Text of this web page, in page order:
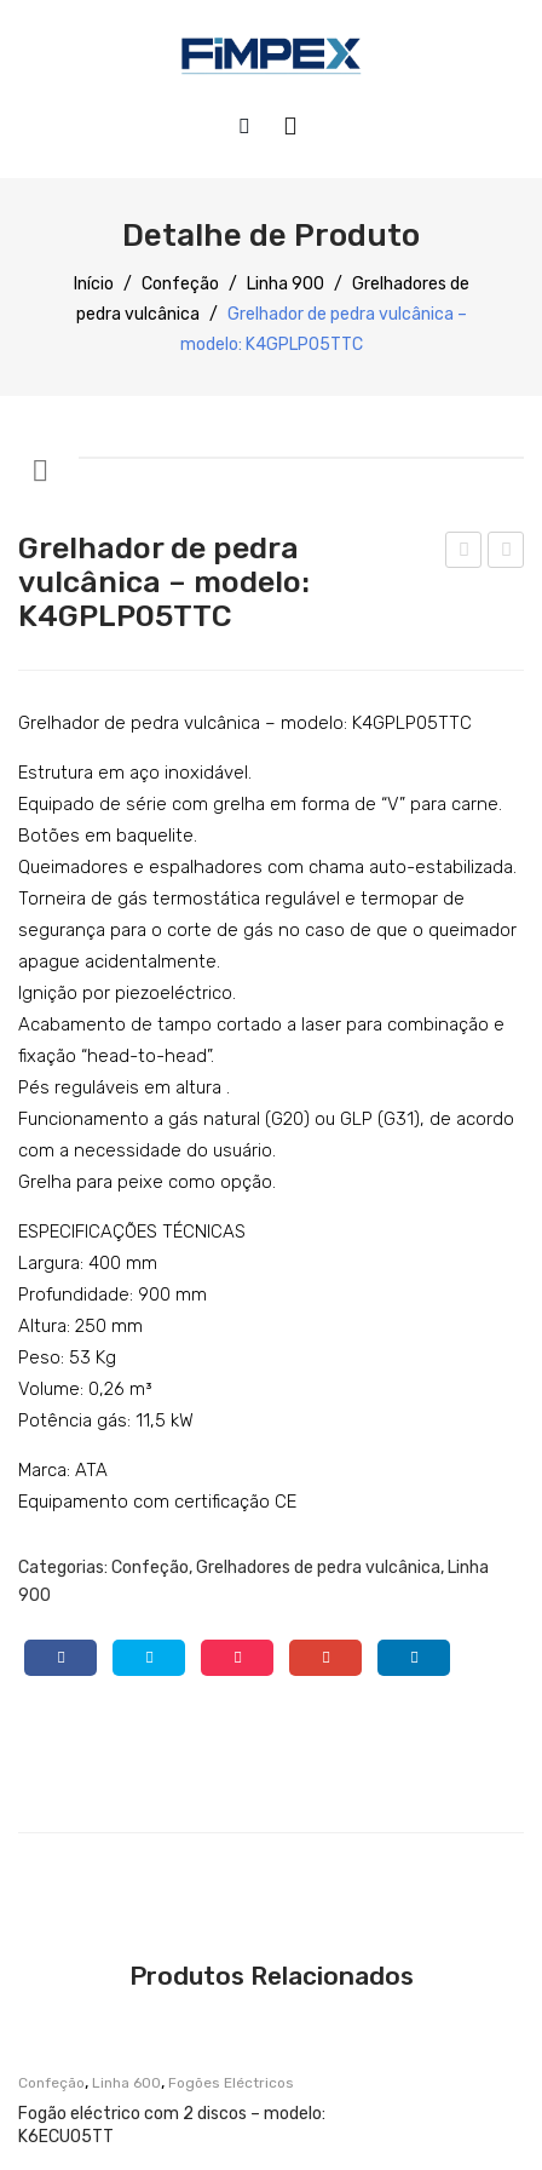
QUEM SOMOS
PRODUTOS
Preparação
Catering
Lavandaria
REFERÊNCIAS
CONTACTOS
Detalhe de Produto
Início / Confeção / Linha 900 / Grelhadores de
pedra vulcânica / Grelhador de pedra vulcânica –
modelo: K4GPLP05TTC
–
K4G
GD
P10
–
del
NC
Grelhador de pedra
vulcânica – modelo:
K4GPLP05TTC
Grelhador de pedra vulcânica – modelo: K4GPLP05TTC
Estrutura em aço inoxidável.
Equipado de série com grelha em forma de “V” para carne.
Botões em baquelite.
Queimadores e espalhadores com chama auto-estabilizada.
Torneira de gás termostática regulável e termopar de
segurança para o corte de gás no caso de que o queimador
apague acidentalmente.
Ignição por piezoeléctrico.
Acabamento de tampo cortado a laser para combinação e
fixação “head-to-head”.
Pés reguláveis em altura .
Funcionamento a gás natural (G20) ou GLP (G31), de acordo
com a necessidade do usuário.
Grelha para peixe como opção.
ESPECIFICAÇÕES TÉCNICAS
Largura: 400 mm
Profundidade: 900 mm
Altura: 250 mm
Peso: 53 Kg
Volume: 0,26 m³
Potência gás: 11,5 kW
Marca: ATA
Equipamento com certificação CE
Categorias: Confeção,Grelhadores de pedra vulcânica, Linha
900
Produtos Relacionados
Confeção, Linha 600, Fogões Eléctricos
Fogão eléctrico com 2 discos – modelo:
K6ECU05TT